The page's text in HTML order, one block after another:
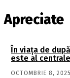
Apreciate
În viaţa de
este al
OCTOMBRIE 8, 2025